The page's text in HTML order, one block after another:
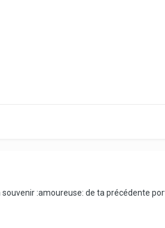
:amoureuse: de ta précédente